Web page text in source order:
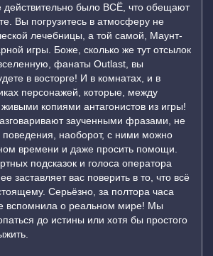
действительно было ВСЁ, что обещают
Вы погрузитесь в атмосферу не
лечебницы, а той самой, Маунт-
игры. Боже, сколько же тут отсылок
фанаты Outlast, вы
в восторге! И в комнатах, и в
персонажей, которые, между
копиями антагонистов из игры!
заученными фразами, не
наоборот, с ними можно
времени и даже просить помощи.
подсказок и голоса оператора
заставляет вас поверить в то, что всё
Серьёзно, за полтора часа
вспомнила о реальном мире! Мы
до истины или хотя бы простого